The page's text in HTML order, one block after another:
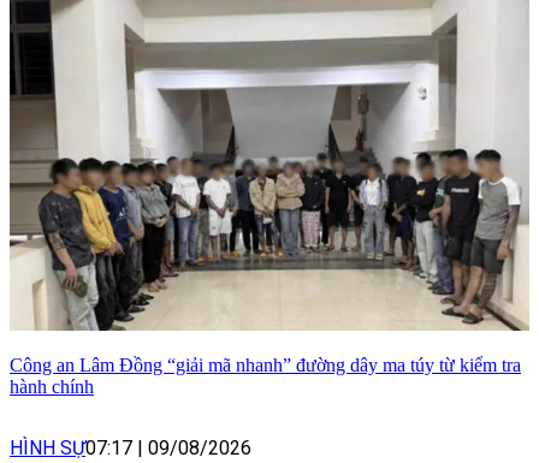
Công an Lâm Đồng “giải mã nhanh” đường dây ma túy từ kiểm tra
hành chính
HÌNH SỰ07:17 09/08/2026